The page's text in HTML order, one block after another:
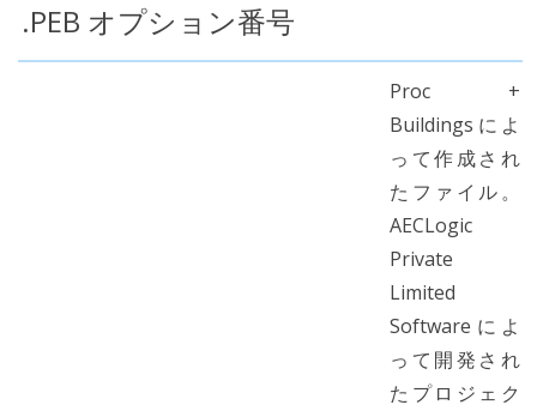
.PEB オプション番号
Proc +
Buildingsによ
って作成され
たファイル。
AECLogic
Private
Limited
Softwareによ
って開発され
たプロジェク